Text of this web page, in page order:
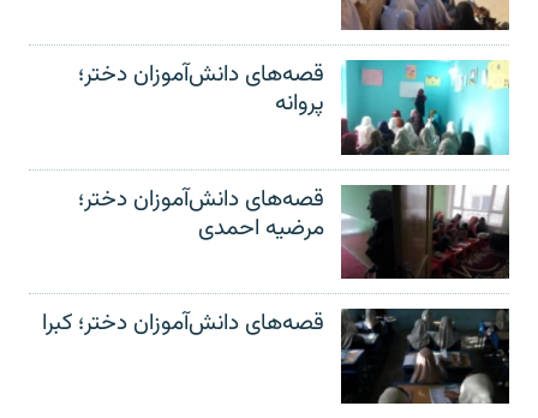
قصه‌های دانش‌آموزان دختر؛
پروانه
قصه‌های دانش‌آموزان دختر؛
مرضیه احمدی
قصه‌های دانش‌آموزان دختر؛ کبرا